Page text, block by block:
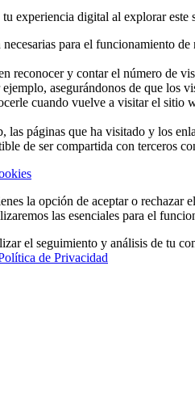
experiencia digital al explorar
necesarias para el funcionamiento
reconocer y contar el número de
asegurándonos de que los
cuando vuelve a visitar el
las páginas que ha visitado y los
de ser compartida con terceros
la opción de aceptar o
las esenciales para el
el seguimiento y análisis de tu
de Privacidad